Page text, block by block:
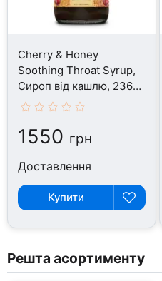
Cherry & Honey
Soothing Throat Syrup,
Сироп від кашлю, 236
мл
1550 грн
Доставлення
Купити
Решта асортименту